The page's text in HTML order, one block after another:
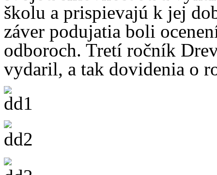
školu a prispievajú k jej
záver podujatia boli
odboroch. Tretí ročník
vydaril, a tak dovidenia o